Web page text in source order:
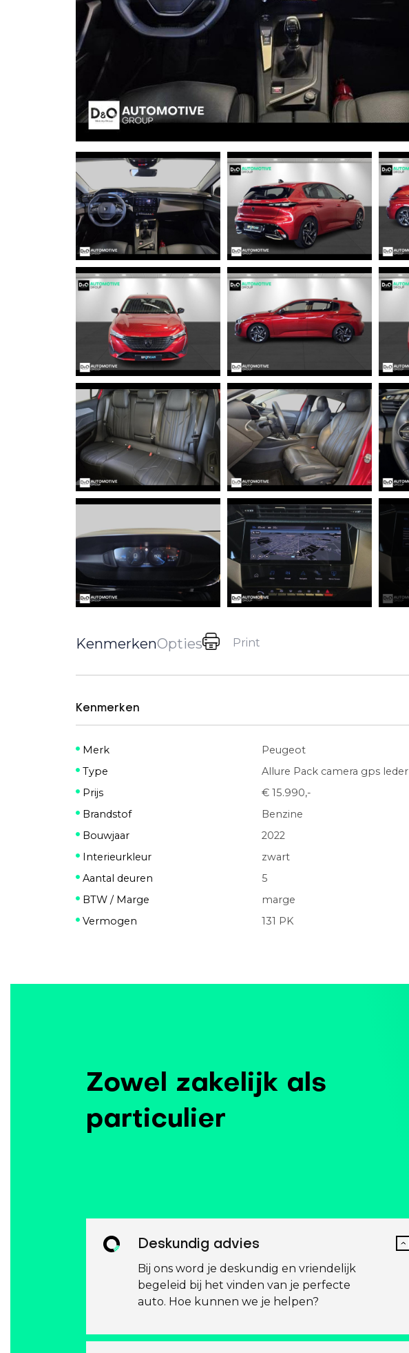
KenmerkenOpties Print
Kenmerken
Merk Peugeot
Type
Allure Pack camera gps leder
Prijs
€ 15.990,-
Brandstof
Benzine
Bouwjaar
2022
Interieurkleur
zwart
Aantal deuren
5
BTW / Marge
marge
Vermogen
131 PK
Zowel zakelijk als
particulier
Deskundig advies
Bij ons word je deskundig en vriendelijk
begeleid bij het vinden van je perfecte
auto. Hoe kunnen we je helpen?